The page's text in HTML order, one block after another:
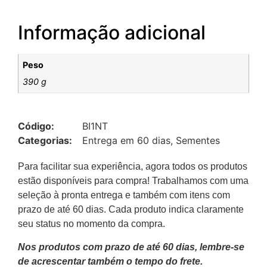
Informação adicional
Peso
390 g
Código:
BI1NT
Categorias:
Entrega em 60 dias, Sementes
Para facilitar sua experiência, agora todos os produtos
estão disponíveis para compra! Trabalhamos com uma
seleção à pronta entrega e também com itens com
prazo de até 60 dias. Cada produto indica claramente
seu status no momento da compra.
Nos produtos com prazo de até 60 dias, lembre-se
de acrescentar também o tempo do frete.